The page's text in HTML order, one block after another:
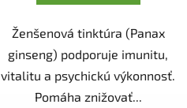
Ženšenová tinktúra (Panax
ginseng) podporuje imunitu,
vitalitu a psychickú výkonnosť.
Pomáha znižovať...